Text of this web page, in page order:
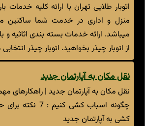
اتوبار طلایی تهران با ارائه کلیه
منزل و اداری در خدمت شما ساکنین
میباشد. ارائه خدمات بسته بندی اثاثیه و
از اتوبار چیذر بخواهید. اتوبار چیذر
نقل مکان به آپارتمان جدید
نقل مکان به آپارتمان جدید | راهکارهای
چگونه اسباب کشی
کشی به آپارتمان جدید